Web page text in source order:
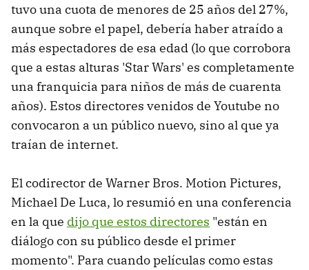
tuvo una cuota de menores de 25 años del 27%,
aunque sobre el papel, debería haber atraído a
más espectadores de esa edad (lo que corrobora
que a estas alturas 'Star Wars' es completamente
una franquicia para niños de más de cuarenta
años). Estos directores venidos de Youtube no
convocaron a un público nuevo, sino al que ya
traían de internet.
El codirector de Warner Bros. Motion Pictures,
Michael De Luca, lo resumió en una conferencia
en la que dijo que estos directores "están en
diálogo con su público desde el primer
momento". Para cuando películas como estas